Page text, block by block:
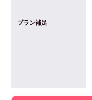
プラン補足